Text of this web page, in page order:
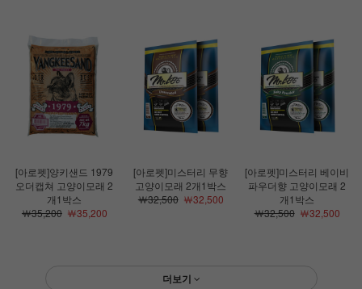
[아로펫]양키샌드 1979
오더캡쳐 고양이모래 2
개1박스
￦35,200￦35,200
[아로펫]미스터리 무향
고양이모래 2개1박스
￦32,500￦32,500
[아로펫]미스터리 베이비
파우더향 고양이모래 2
개1박스
￦32,500￦32,500
더보기